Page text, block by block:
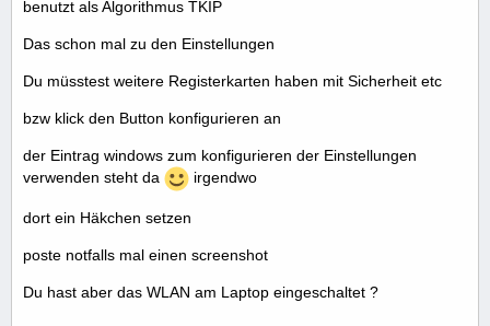
benutzt als Algorithmus TKIP
Das schon mal zu den Einstellungen
Du müsstest weitere Registerkarten haben mit Sicherheit etc
bzw klick den Button konfigurieren an
der Eintrag windows zum konfigurieren der Einstellungen
verwenden steht da
irgendwo
dort ein Häkchen setzen
poste notfalls mal einen screenshot
Du hast aber das WLAN am Laptop eingeschaltet ?